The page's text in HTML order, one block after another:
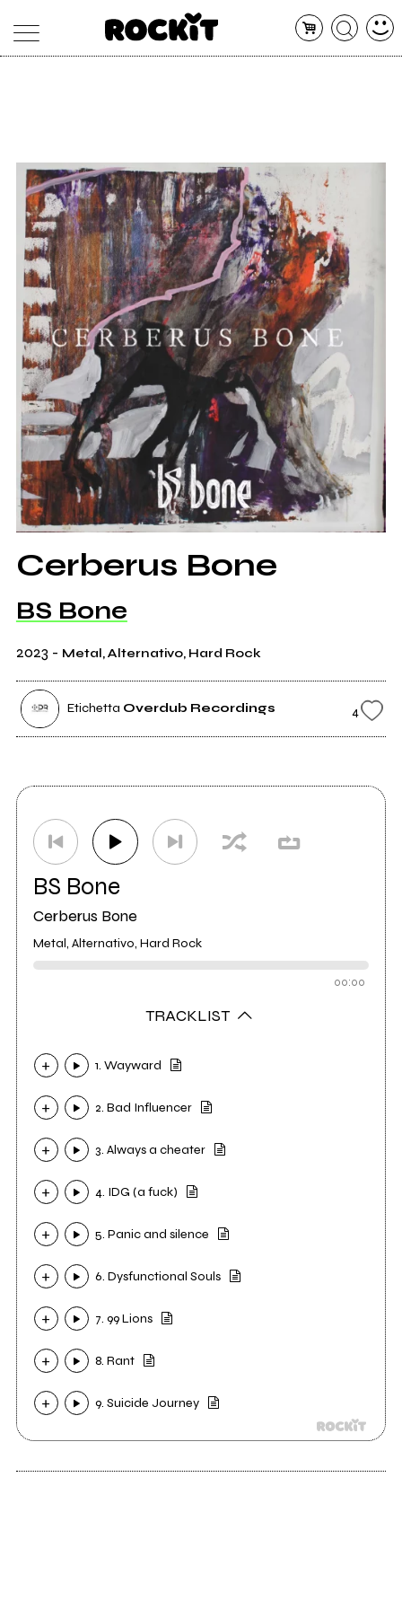
ARTISTI
CONCERTI
SHOP
RADIO
Cerberus Bone
BS Bone
2023 - Metal, Alternativo, Hard Rock
Etichetta Overdub Recordings 4
BS Bone
Cerberus Bone
Metal, Alternativo, Hard Rock
00:00
TRACKLIST
1. Wayward
2. Bad Influencer
3. Always a cheater
4. IDG (a fuck)
5. Panic and silence
6. Dysfunctional Souls
7. 99 Lions
8. Rant
9. Suicide Journey